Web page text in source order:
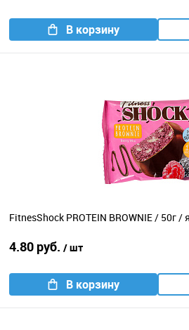
В корзину
FitnesShock PROTEIN BROWNIE / 50г
4.80 руб. / шт
В корзину